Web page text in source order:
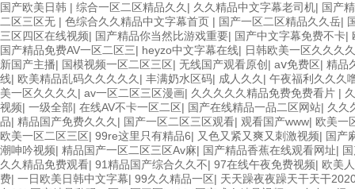
国产欧美日韩 | 综合一区二区精品久久 | 久久精品中文字幕老司机| 国产
二区三区无 | 色综合久久精品中文字幕首页 | 国产一区二区精品久久岳|
三区四区在线视频| 国产精品你当然比游戏重要| 国产中文字幕免费不卡|
国产精品免费AV一区二区三| heyzo中文字幕在线| 日韩欧美一区久久久
新国产主播| 国模视频一区二区三区| 无线国产观看原创 | aⅴ免费区| 精品
线| 欧美精品乱码久久久久久 | 丰满奶水区码| 成人久久 | 午夜福利久久久
美一区久久久久 | av一区二区三区漫画| 久久久久久精品免费免费看片 |
视频| 一级全部| 在线AV不卡一区二区| 国产在线精品一品二区网站| 久久
品| 精品国产免费久久久 | 国产一区二区三区观看| 观看国产www| 欧美一
欧美一区二区三区| 99re这里只有精品6| 又色又紧又爽又刺激视频| 国产
潮呻吟视频| 精品国产一区二区三区Av麻| 国产精品香蕉在线观看网址|
久久精品免费观看| 91精品国产综合久久不| 97在线午夜免费视频| 欧美
费| 一日欧美日韩中文字幕| 99久久精品一区| 天天躁夜夜躁天干天干